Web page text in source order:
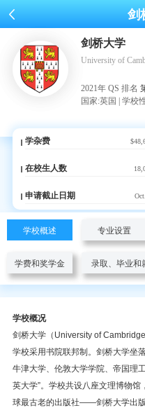
剑
剑桥大学
University of
2021年 QS 排名
国家:英国 | 学校
学杂费
在校生人数
申请截止日期
学校概述 专业设置
学费和奖学金 录取、毕业和
学校概况
剑桥大学（University of
学校采用书院联邦制。剑桥大学坐
牛津大学、伦敦大学学院、帝国理
英大学”。学校共设八座文理博物
球最古老的出版社——剑桥大学出版